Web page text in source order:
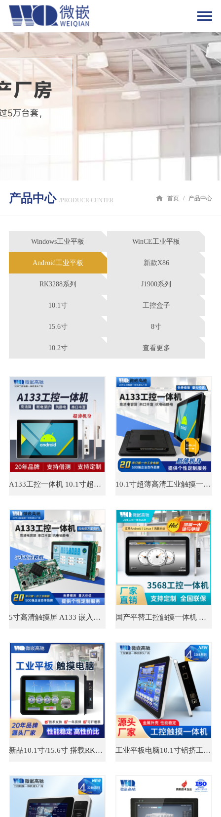
产品中心 /PRODUCR CENTER 首页 / 产品中心
Windows工业平板 WinCE工业平板
Android工业平板 新款X86
RK3288系列 J1900系列
10.1寸 工控盒子
15.6寸 8寸
10.2寸 查看更多
A133工控一体机 10.1寸超薄工业显示器 接口丰富 图片处理器强 10.1寸超薄高清工业触摸一体机 工业自动化 嵌入式工业平板电脑
5寸高清触摸屏 A133 嵌入式工控机 支持多语言开发 工控一体机 国产平替工控触摸一体机 工业平板电脑源头厂家
新品10.1寸/15.6寸 搭载RK3568芯片工业一体机 触控灵敏工业平板电脑 工业平板电脑10.1寸铝挤工控触摸一体机新外壳 多串口设计